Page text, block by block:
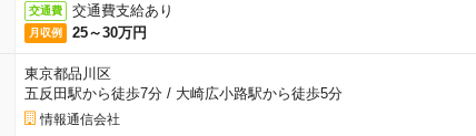
交通費 交通費支給あり
月収例 25～30万円
東京都品川区
五反田駅から徒歩7分/ 大崎広小路駅から徒歩5分
情報通信会社